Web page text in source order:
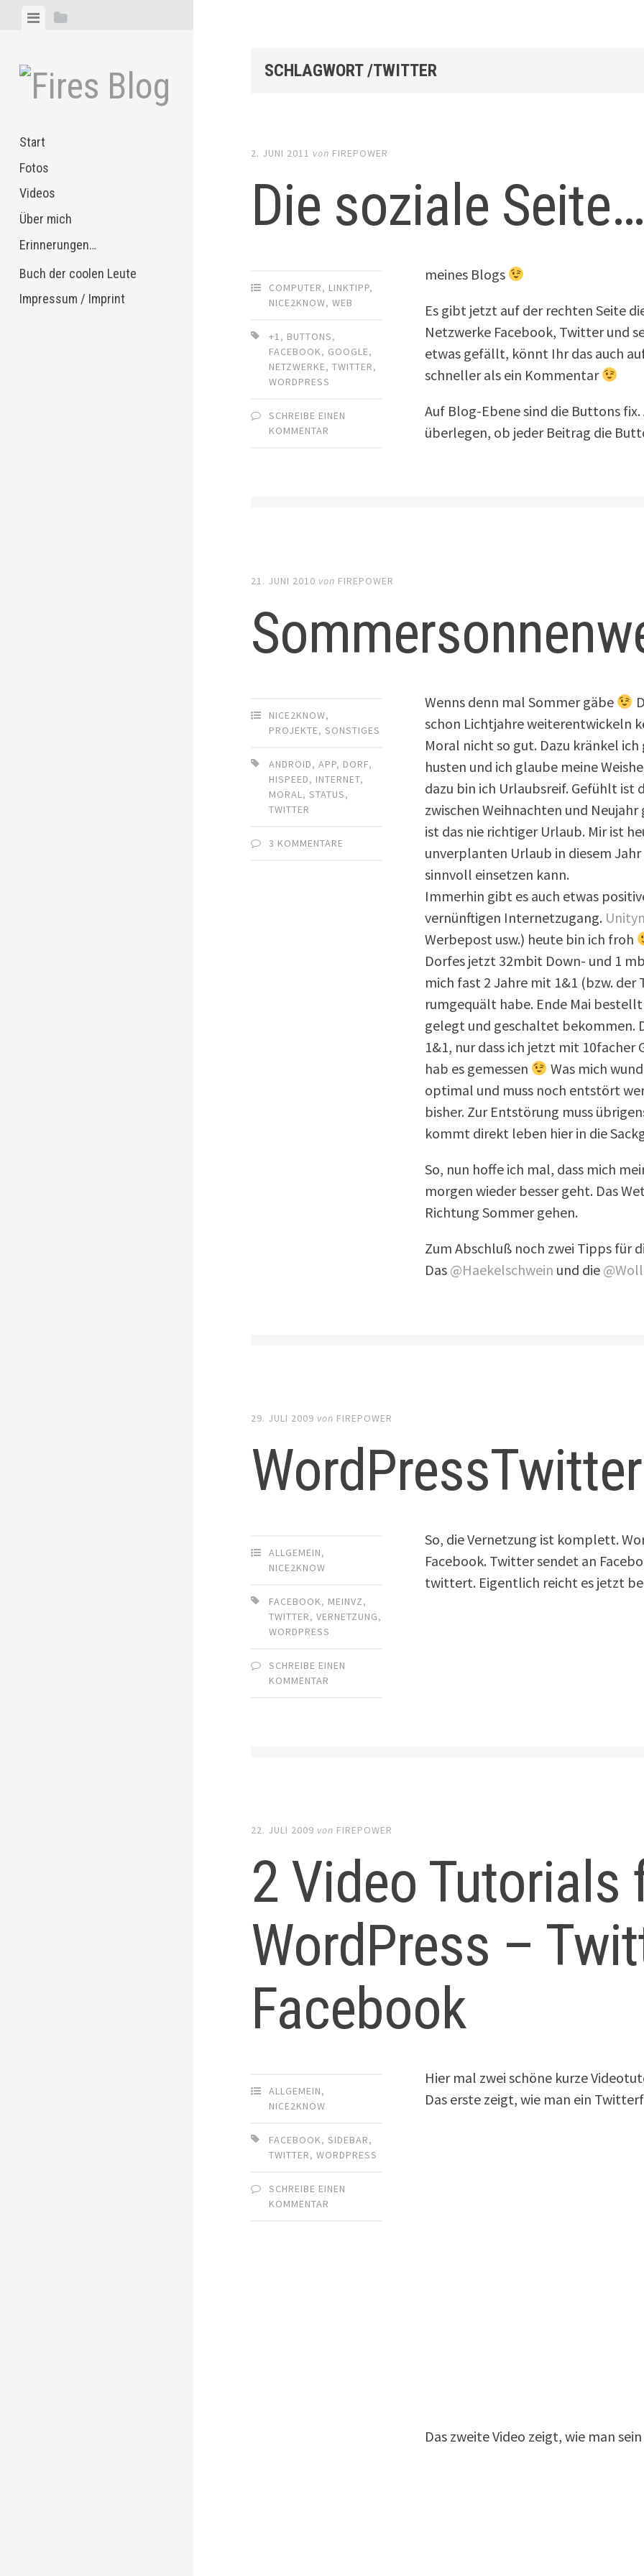
MenüSeitenleiste
Start
Fotos
Videos
Über mich
Erinnerungen…
Buch der coolen Leute
Impressum / Imprint
SCHLAGWORT /TWITTER
2. JUNI 2011 von FIREPOWER
Die soziale
COMPUTER, LINKTIPP,
NICE2KNOW,WEB
+1, BUTTONS,
FACEBOOK, GOOGLE,
NETZWERKE,TWITTER,
WORDPRESS
SCHREIBE EINEN
KOMMENTAR
meines Blogs
Es gibt jetzt auf der rechten Seite
Netzwerke Facebook, Twitter und
etwas gefällt, könnt Ihr das auch
schneller als ein Kommentar
Auf Blog-Ebene sind die Buttons
überlegen, ob jeder Beitrag die
21. JUNI 2010 von FIREPOWER
NICE2KNOW,
PROJEKTE,SONSTIGES
ANDROID,APP, DORF,
HISPEED, INTERNET,
MORAL,STATUS,
TWITTER
3 KOMMENTARE
Wenns denn mal Sommer gäbe
schon Lichtjahre weiterentwickeln
Moral nicht so gut. Dazu kränkel
husten und ich glaube meine
dazu bin ich Urlaubsreif. Gefühlt ist
zwischen Weihnachten und
ist das nie richtiger Urlaub. Mir ist
unverplanten Urlaub in diesem
sinnvoll einsetzen kann.
Immerhin gibt es auch etwas
vernünftigen Internetzugang.
Werbepost usw.) heute bin ich froh
Dorfes jetzt 32mbit Down- und 1
mich fast 2 Jahre mit 1&1 (bzw. der
rumgequält habe. Ende Mai
gelegt und geschaltet bekommen.
1&1, nur dass ich jetzt mit 10facher
hab es gemessen
Was mich
optimal und muss noch entstört
bisher. Zur Entstörung muss
kommt direkt leben hier in die
So, nun hoffe ich mal, dass mich
morgen wieder besser geht. Das
Richtung Sommer gehen.
Zum Abschluß noch zwei Tipps für
Das @Haekelschwein und die
29. JULI 2009 von FIREPOWER
ALLGEMEIN,
NICE2KNOW
FACEBOOK, MEINVZ,
TWITTER,VERNETZUNG,
WORDPRESS
SCHREIBE EINEN
KOMMENTAR
So, die Vernetzung ist komplett.
Facebook. Twitter sendet an
twittert. Eigentlich reicht es jetzt
22. JULI 2009 von FIREPOWER
2 Video Tutorials
WordPress –
Facebook
ALLGEMEIN,
NICE2KNOW
FACEBOOK,SIDEBAR,
TWITTER,WORDPRESS
SCHREIBE EINEN
KOMMENTAR
Hier mal zwei schöne kurze
Das erste zeigt, wie man ein
Das zweite Video zeigt, wie man